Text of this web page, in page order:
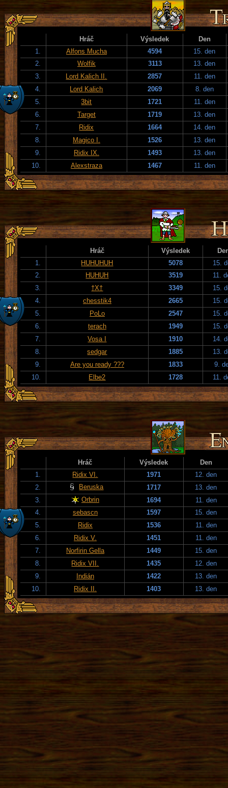
Hráč Výsledek
Den
1.
Alfons Mucha 4594
15. den
2.
Wolfik 3113
13. den
3.
Lord Kalich II. 2857
11. den
4.
Lord Kalich 2069
8. den
5.
3bit 1721
11. den
6.
Target 1719
13. den
7.
Ridix 1664
14. den
8.
Magico I. 1526
13. den
9.
Ridix IX. 1493
13. den
10.
Alexstraza 1467 11. den
Hráč Výsledek
1.
HUHUHUH 5078
15.
2.
HUHUH 3519
11.
3.
†X† 3349
15.
4.
chesstik4 2665
15.
5.
PoLo 2547
15.
6.
terach 1949
15.
7.
Vosa I 1910
14.
8.
sedgar 1885
13.
9.
Are you ready ??? 1833
9.
10.
Elbe2 1728 11.
Hráč Výsledek
Den
1.
Ridix VI. 1971
12. den
2.
Beruska 1717
13. den
3.
Orbrin 1694
11. den
4.
sebascn 1597
15. den
5.
Ridix 1536
11. den
6.
Ridix V. 1451
11. den
7.
Norfirin Gella 1449
15. den
8.
Ridix VII. 1435
12. den
9.
Indián 1422
13. den
10.
Ridix II. 1403 13. den